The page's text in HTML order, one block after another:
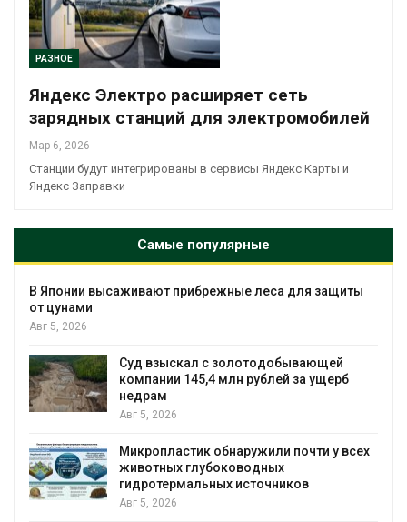
РАЗНОЕ
Яндекс Электро расширяет сеть
зарядных станций для электромобилей
Мар 6, 2026
Станции будут интегрированы в сервисы Яндекс Карты и
Яндекс Заправки
Самые популярные
В Японии высаживают прибрежные леса для защиты
от цунами
Авг 5, 2026
Суд взыскал с золотодобывающей
компании 145,4 млн рублей за ущерб
недрам
Авг 5, 2026
Микропластик обнаружили почти у всех
животных глубоководных
гидротермальных источников
Авг 5, 2026